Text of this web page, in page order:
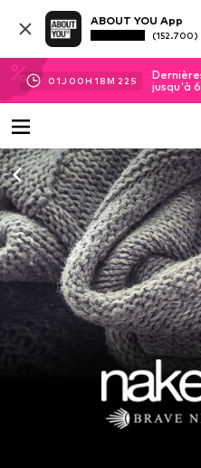
ABOUT YOU App
(152.700)
01J 00H 18M 20 S
jusqu'à